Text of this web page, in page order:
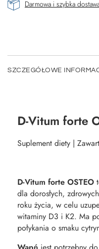
Darmowa i szybka
SZCZEGÓŁOWE
D-Vitum forte
Suplement diety |
D-Vitum forte OSTEO
dla dorosłych,
roku życia, w celu
witaminy D3 i K2. Ma
połykania o smaku